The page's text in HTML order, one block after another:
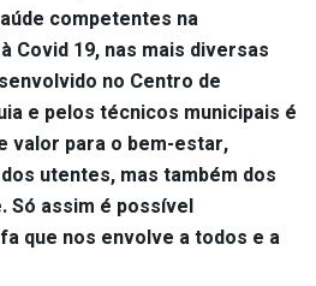
competentes na
Covid 19, nas mais diversas
no Centro de
e pelos técnicos municipais é
valor para o bem-estar,
utentes, mas também dos
Só assim é possível
que nos envolve a todos e a